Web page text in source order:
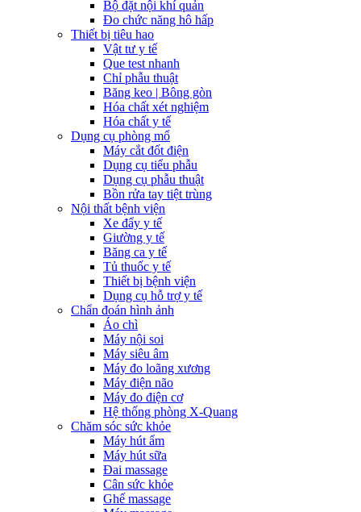
Bộ đặt nội khí quản
Đo chức năng hô hấp
Thiết bị tiêu hao
Vật tư y tế
Que test nhanh
Chỉ phẫu thuật
Băng keo | Bông gòn
Hóa chất xét nghiệm
Hóa chất y tế
Dụng cụ phòng mổ
Máy cắt đốt điện
Dụng cụ tiểu phẫu
Dụng cụ phẫu thuật
Bồn rửa tay tiệt trùng
Nội thất bệnh viện
Xe đẩy y tế
Giường y tế
Băng ca y tế
Tủ thuốc y tế
Thiết bị bệnh viện
Dụng cụ hỗ trợ y tế
Chẩn đoán hình ảnh
Áo chì
Máy nội soi
Máy siêu âm
Máy đo loãng xương
Máy điện não
Máy đo điện cơ
Hệ thống phòng X-Quang
Chăm sóc sức khỏe
Máy hút ẩm
Máy hút sữa
Đai massage
Cân sức khỏe
Ghế massage